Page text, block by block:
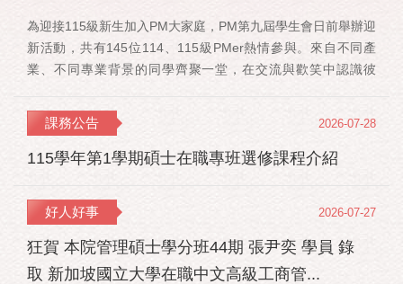
為迎接115級新生加入PM大家庭，PM第九屆學生會日前舉辦迎
新活動，共有145位114、115級PMer熱情參與。來自不同產
業、不同專業背景的同學齊聚一堂，在交流與歡笑中認識彼
謝郭佳瑋院長、PMBA孔令傑主任及PMBM何佳安主任蒞臨現
場，給予115 級新生勉勵與祝福；PMLBA謝煜偉主任雖人在國
外進修，也特別捎來祝福，為即將...
課務公告
115學年第1學期碩士在職專班選修課程介紹
2026-07-28
好人好事
狂賀 本院管理碩士學分班44期 張尹奕 學員 錄
取 新加坡國立大學在職中文高級工商管...
2026-07-27